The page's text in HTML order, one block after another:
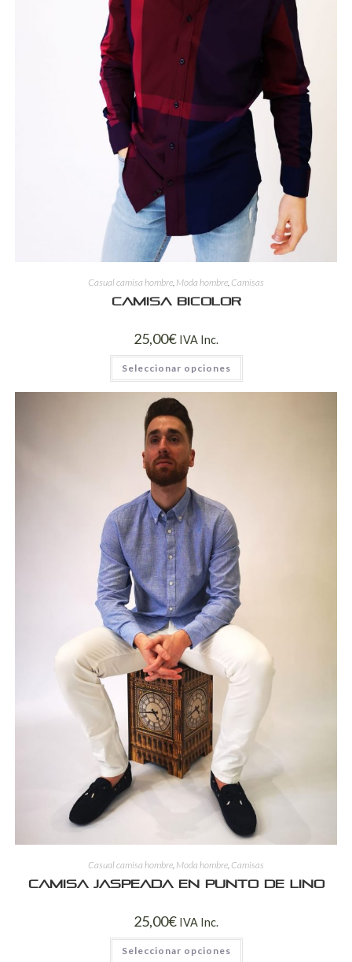
Casual camisa hombre, Moda hombre, Camisas
Camisa bicolor
25,00€ IVA Inc.
Seleccionar opciones
Casual camisa hombre Moda hombre Camisas
Camisa jaspeada en punto de lino
25,00€ IVA Inc.
Seleccionar opciones